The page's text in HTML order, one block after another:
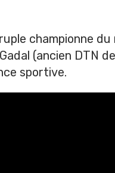
championne
(ancien DTN
sportive.